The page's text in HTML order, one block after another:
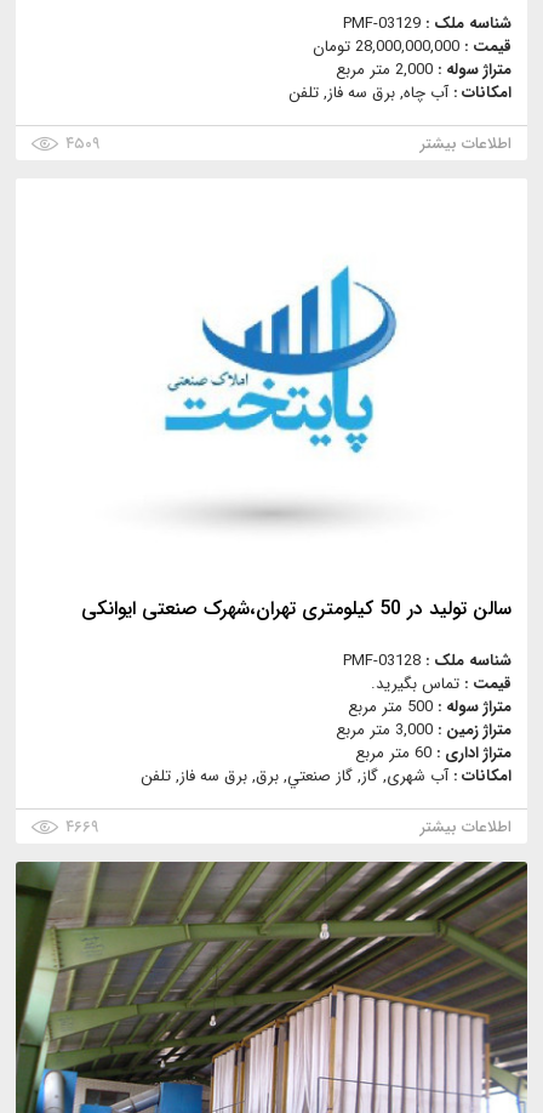
شناسه ملک : PMF-03129
قیمت : 28,000,000,000 تومان
متراژ سوله : 2,000 متر مربع
امکانات :آب چاه, برق سه فاز, تلفن
اطلاعات بیشتر
۴۵۰۹
سالن تولید در 50 کیلومتری تهران،شهرک صنعتی ایوانکی
شناسه ملک : PMF-03128
قیمت : تماس بگیرید.
متراژ سوله : 500 متر مربع
متراژ زمین : 3,000 متر مربع
متراژ اداری : 60 متر مربع
امکانات :آب شهری, گاز, گاز صنعتي, برق, برق سه فاز, تلفن
اطلاعات بیشتر
۴۶۶۹